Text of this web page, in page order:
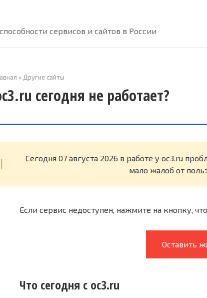
сервисов и сайтов в России
» Другие сайты
сегодня не работает?
Cегодня 07 августа 2026 в работе у oc3.ru
мало жалоб от
Если сервис недоступен, нажмите на кнопку,
Оставить
Что сегодня с oc3.ru